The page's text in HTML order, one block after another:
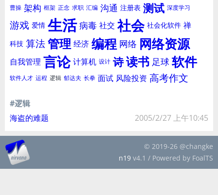
曹操 架构 框架 正念 求职 汇编 沟通 注册表 测试 深度学习
游戏 爱情 生活 病毒 社交 社会 社会化软件 禅
科技 算法管理 经济 编程 网络 网络资源
自我管理 言论 计算机 设计 诗读书 足球 软件
软件人才 运程 逻辑 郁达夫 长拳 面试 风险投资 高考作文
#逻辑
海盗的难题
2005/2/27 上午10:45
© 2019-26 @changke
n19 v4.1 / Powered by FoalTS